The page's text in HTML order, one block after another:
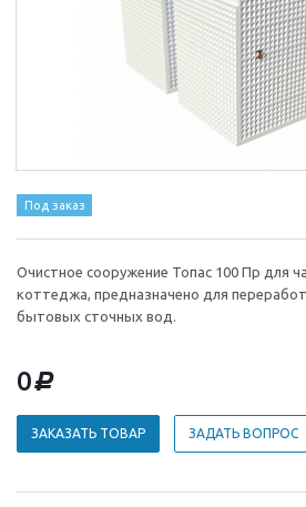
Под заказ
Очистное сооружение Топас 100 Пр для
коттеджа, предназначено для
бытовых сточных вод.
0d
ЗАКАЗАТЬ ТОВАР ЗАДАТЬ ВОПРОС